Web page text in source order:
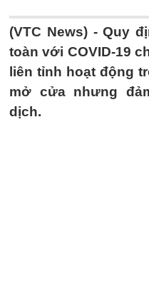
(VTC News) -Quy
toàn với COVID-19
liên tỉnh hoạt động
mở cửa nhưng
dịch.